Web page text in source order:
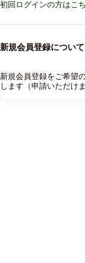
初回ログインの方はこ
新規会員登録について
新規会員登録をご希望の
します（申請いただけ